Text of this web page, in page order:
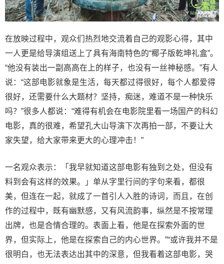
在放映过程中，观众们热烈地交流着自己的观影心得，其中
一人更是给导演组送上了具有海南特色的“椰子版乾坤礼盒”。
“他没有装出一副高高在上的样子，也没有一丝神秘感。”有人
说：“这部电影就象是生活，每天都过得很好，每个人都爱得
很好，还需要什么大题材？坚持，痴迷，难道不是一种快乐
吗？”很多人都说：“难得有机会在电影院里看一场国产的科幻
电影，真的很难，希望孔大山导演下次再拍一部，不要让大
家失望，给大家带来更大的心理冲击！”
一名观众表示：「我早就知道这部电影有独到之处，但没有
料到会有这样的效果。」单从字里行间的字句来看，都很
美，但连在一起，就成了一首引人入胜的诗词，而且，在创
作的过程中，既有幽默感，又有风流韵事，纵然是不按常理
出牌，也是合情合理的。表面上看，他是在探索外面的世
界，但实际上，他是在探索自己的内心世界。”“或许我并不是
很明白，也无法表达出其中的深意，但我看着这部电影，哭